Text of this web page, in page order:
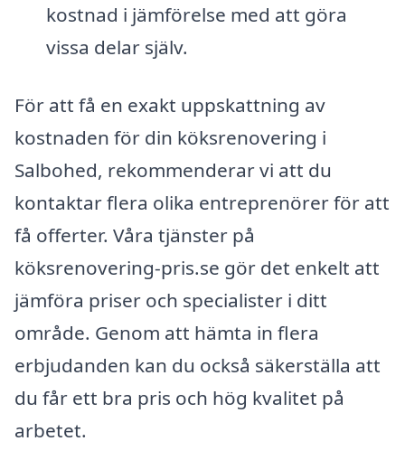
kostnad i jämförelse med att göra
vissa delar själv.
För att få en exakt uppskattning av
kostnaden för din köksrenovering i
Salbohed, rekommenderar vi att du
kontaktar flera olika entreprenörer för att
få offerter. Våra tjänster på
köksrenovering-pris.se gör det enkelt att
jämföra priser och specialister i ditt
område. Genom att hämta in flera
erbjudanden kan du också säkerställa att
du får ett bra pris och hög kvalitet på
arbetet.